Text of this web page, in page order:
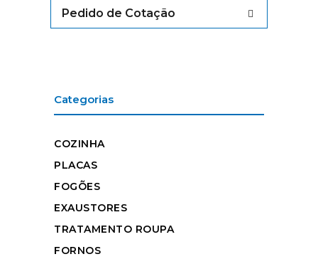
Pedido de Cotação
Categorias
COZINHA
PLACAS
FOGÕES
EXAUSTORES
TRATAMENTO ROUPA
FORNOS